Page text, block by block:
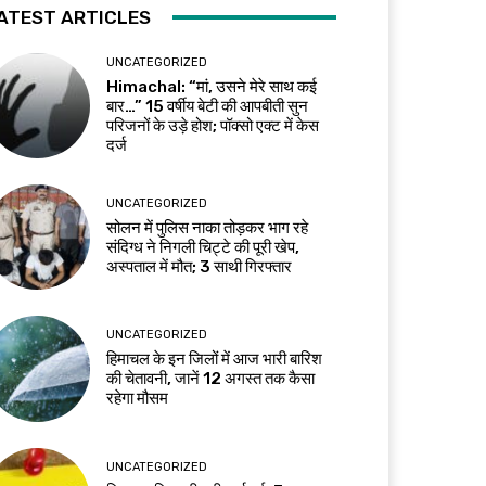
ARTICLES
UNCATEGORIZED
Himachal: “मां, उसने मेरे साथ कई
बार…” 15 वर्षीय बेटी की आपबीती सुन
परिजनों के उड़े होश; पॉक्सो एक्ट में केस
दर्ज
UNCATEGORIZED
सोलन में पुलिस नाका तोड़कर भाग रहे
संदिग्ध ने निगली चिट्टे की पूरी खेप,
अस्पताल में मौत; 3 साथी गिरफ्तार
UNCATEGORIZED
हिमाचल के इन जिलों में आज भारी बारिश
की चेतावनी, जानें 12 अगस्त तक कैसा
रहेगा मौसम
UNCATEGORIZED